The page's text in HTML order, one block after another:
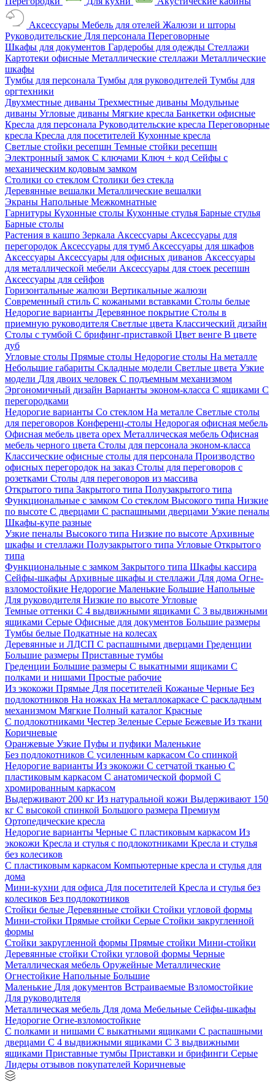
Аксессуары Мебель для отелей Жалюзи и шторы
Руководительские Для персонала Переговорные
Шкафы для документов Гардеробы для одежды Стеллажи
Картотеки офисные Металлические стеллажи Металлические
шкафы
Тумбы для персонала Тумбы для руководителей Тумбы для
оргтехники
Двухместные диваны Трехместные диваны Модульные
диваны Угловые диваны Мягкие кресла Банкетки офисные
Кресла для персонала Руководительские кресла Переговорные
кресла Кресла для посетителей Кухонные кресла
Светлые стойки ресепшн Темные стойки ресепшн
Электронный замок С ключами Ключ + код Сейфы с
механическим кодовым замком
Столики со стеклом Столики без стекла
Деревянные вешалки Металлические вешалки
Экраны Напольные Межкомнатные
Гарнитуры Кухонные столы Кухонные стулья Барные стулья
Барные столы
Растения в кашпо Зеркала Аксессуары Аксессуары для
перегородок Аксессуары для тумб Аксессуары для шкафов
Аксессуары Аксессуары для офисных диванов Аксессуары
для металлической мебели Аксессуары для стоек ресепшн
Аксессуары для сейфов
Горизонтальные жалюзи Вертикальные жалюзи
Современный стиль С кожаными вставками Столы белые
Недорогие варианты Деревянное покрытие Столы в
приемную руководителя Светлые цвета Классический дизайн
Столы с тумбой С брифинг-приставкой Цвет венге В цвете
дуб
Угловые столы Прямые столы Недорогие столы На металле
Небольшие габариты Складные модели Светлые цвета Узкие
модели Для двоих человек С подъемным механизмом
Эргономичный дизайн Варианты эконом-класса С ящиками С
перегородками
Недорогие варианты Со стеклом На металле Светлые столы
для переговоров Конференц-столы Недорогая офисная мебель
Офисная мебель цвета орех Металлическая мебель Офисная
мебель черного цвета Столы для персонала эконом-класса
Классические офисные столы для персонала Производство
офисных перегородок на заказ Столы для переговоров с
розетками Столы для переговоров из массива
Открытого типа Закрытого типа Полузакрытого типа
Функциональные с замком Со стеклом Высокого типа Низкие
по высоте С дверцами С распашными дверцами Узкие пеналы
Шкафы-купе разные
Узкие пеналы Высокого типа Низкие по высоте Архивные
шкафы и стеллажи Полузакрытого типа Угловые Открытого
типа
Функциональные с замком Закрытого типа Шкафы кассира
Сейфы-шкафы Архивные шкафы и стеллажи Для дома Огне-
взломостойкие Недорогие Маленькие Большие Напольные
Для руководителя Низкие по высоте Угловые
Темные оттенки С 4 выдвижными ящиками С 3 выдвижными
ящиками Серые Офисные для документов Большие размеры
Тумбы белые Подкатные на колесах
Деревянные и ЛДСП С распашными дверцами Греденции
Большие размеры Приставные тумбы
Греденции Большие размеры С выкатными ящиками С
полками и нишами Простые рабочие
Из экокожи Прямые Для посетителей Кожаные Черные Без
подлокотников На ножках На металлокаркасе С раскладным
механизмом Мягкие Полный каталог Красные
С подлокотниками Честер Зеленые Серые Бежевые Из ткани
Коричневые
Оранжевые Узкие Пуфы и пуфики Маленькие
Без подлокотников С усиленным каркасом Со спинкой
Недорогие варианты Из экокожи С сетчатой тканью С
пластиковым каркасом С анатомической формой С
хромированным каркасом
Выдерживают 200 кг Из натуральной кожи Выдерживают 150
кг С высокой спинкой Большого размера Премиум
Ортопедические кресла
Недорогие варианты Черные С пластиковым каркасом Из
экокожи Кресла и стулья с подлокотниками Кресла и стулья
без колесиков
С пластиковым каркасом Компьютерные кресла и стулья для
дома
Мини-кухни для офиса Для посетителей Кресла и стулья без
колесиков Без подлокотников
Стойки белые Деревянные стойки Стойки угловой формы
Мини-стойки Прямые стойки Серые Стойки закругленной
формы
Стойки закругленной формы Прямые стойки Мини-стойки
Деревянные стойки Стойки угловой формы Черные
Металлическая мебель Оружейные Металлические
Огнестойкие Напольные Большие
Маленькие Для документов Встраиваемые Взломостойкие
Для руководителя
Металлическая мебель Для дома Мебельные Сейфы-шкафы
Недорогие Огне-взломостойкие
С полками и нишами С выкатными ящиками С распашными
дверцами С 4 выдвижными ящиками С 3 выдвижными
ящиками Приставные тумбы Приставки и брифинги Серые
Лидеры отзывов покупателей Коричневые